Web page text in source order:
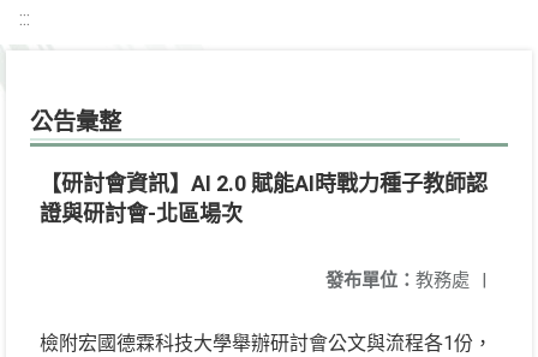
:::
公告彙整
【研討會資訊】AI 2.0 賦能AI時戰力種子教師認
證與研討會-北區場次
發布單位： 教務處 |
檢附宏國德霖科技大學舉辦研討會公文與流程各1份，